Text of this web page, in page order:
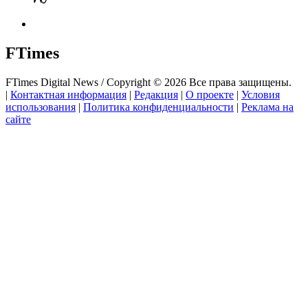
FTimes
FTimes Digital News / Copyright © 2026 Все права защищены.
| Контактная информация | Редакция | О проекте | Условия
использования | Политика конфиденциальности | Реклама на
сайте